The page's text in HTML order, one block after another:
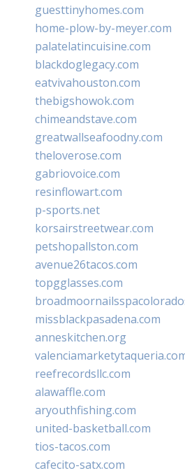
guesttinyhomes.com
home-plow-by-meyer.com
palatelatincuisine.com
blackdoglegacy.com
eatvivahouston.com
thebigshowok.com
chimeandstave.com
greatwallseafoodny.com
theloverose.com
gabriovoice.com
resinflowart.com
p-sports.net
korsairstreetwear.com
petshopallston.com
avenue26tacos.com
topgglasses.com
missblackpasadena.com
anneskitchen.org
reefrecordsllc.com
alawaffle.com
aryouthfishing.com
united-basketball.com
tios-tacos.com
cafecito-satx.com